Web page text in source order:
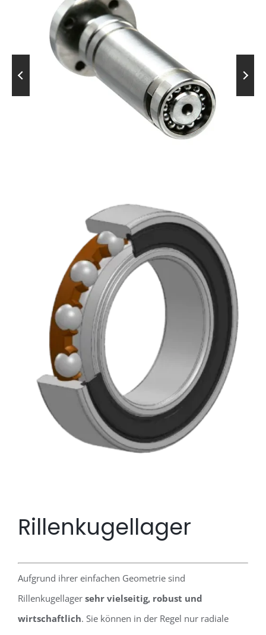
Rillenkugellager
Aufgrund ihrer einfachen Geometrie sind
Rillenkugellager sehr vielseitig, robust und
wirtschaftlich. Sie können in der Regel nur radiale